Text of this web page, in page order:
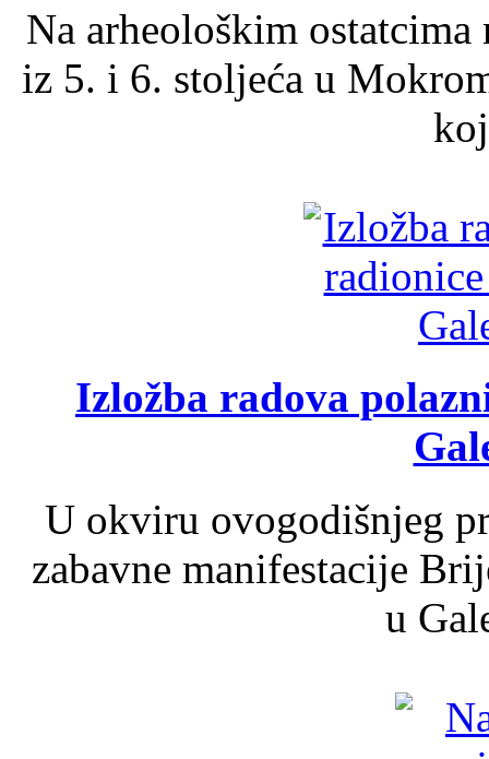
Na arheološkim
iz 5. i 6. stoljeća u
Izložba radova
U okviru ovogodišnjeg
zabavne manifestacije
u